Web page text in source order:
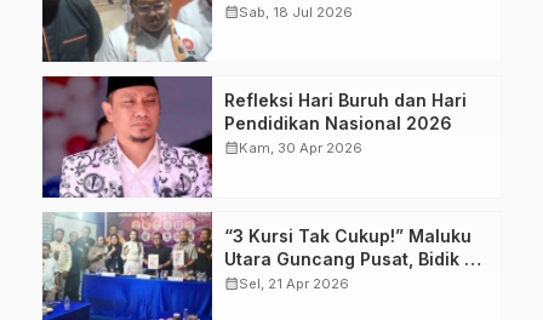
calendar_monthSab, 18 Jul 2026
Refleksi Hari Buruh dan Hari
Pendidikan Nasional 2026
calendar_monthKam, 30 Apr 2026
“3 Kursi Tak Cukup!” Maluku
Utara Guncang Pusat, Bidik 6
Kursi DPR RI
calendar_monthSel, 21 Apr 2026